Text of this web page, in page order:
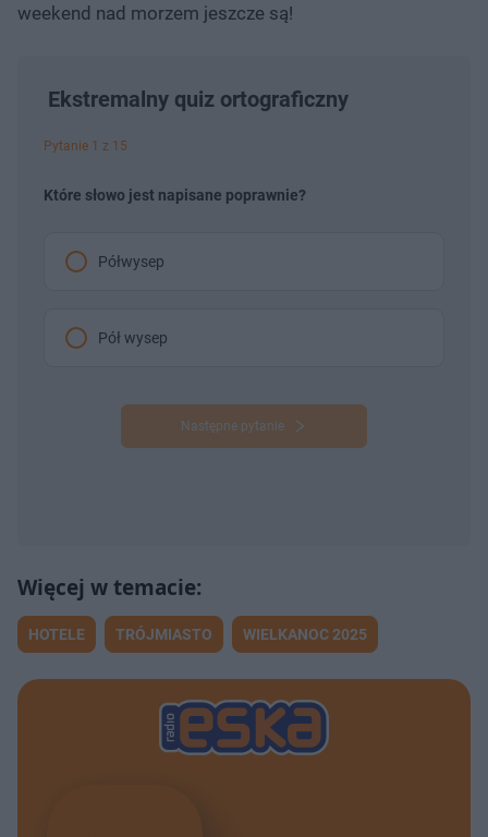
weekend nad morzem jeszcze są!
Ekstremalny quiz ortograficzny
Pytanie 1 z 15
Które słowo jest napisane poprawnie?
Półwysep
Pół wysep
Następne pytanie
HOTELE TRÓJMIASTO WIELKANOC 2025